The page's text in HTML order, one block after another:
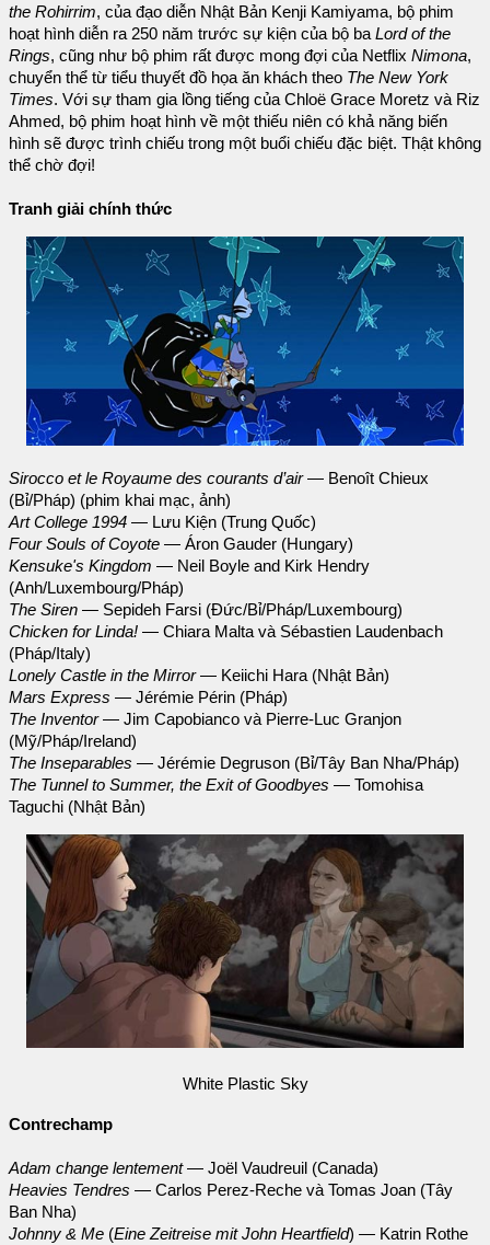
the Rohirrim, của đạo diễn Nhật Bản Kenji Kamiyama, bộ phim
hoạt hình diễn ra 250 năm trước sự kiện của bộ ba Lord of the
Rings, cũng như bộ phim rất được mong đợi của Netflix Nimona,
chuyển thể từ tiểu thuyết đồ họa ăn khách theo The New York
Times. Với sự tham gia lồng tiếng của Chloë Grace Moretz và Riz
Ahmed, bộ phim hoạt hình về một thiếu niên có khả năng biến
hình sẽ được trình chiếu trong một buổi chiếu đặc biệt. Thật không
thể chờ đợi!
Tranh giải chính thức
Sirocco et le Royaume des courants d’air— Benoît Chieux
(Bỉ/Pháp) (phim khai mạc, ảnh)
Art College 1994 — Lưu Kiện (Trung Quốc)
Four Souls of Coyote — Áron Gauder (Hungary)
Kensuke's Kingdom — Neil Boyle and Kirk Hendry
(Anh/Luxembourg/Pháp)
The Siren — Sepideh Farsi (Đức/Bỉ/Pháp/Luxembourg)
Chicken for Linda! — Chiara Malta và Sébastien Laudenbach
(Pháp/Italy)
Lonely Castle in the Mirror— Keiichi Hara (Nhật Bản)
Mars Express — Jérémie Périn (Pháp)
The Inventor— Jim Capobianco và Pierre-Luc Granjon
(Mỹ/Pháp/Ireland)
The Inseparables — Jérémie Degruson (Bỉ/Tây Ban Nha/Pháp)
The Tunnel to Summer, the Exit of Goodbyes — Tomohisa
Taguchi (Nhật Bản)
White Plastic Sky
Contrechamp
Adam change lentement— Joël Vaudreuil (Canada)
Heavies Tendres — Carlos Perez-Reche và Tomas Joan (Tây
Ban Nha)
Johnny & Me (Eine Zeitreise mit John Heartfield) — Katrin Rothe